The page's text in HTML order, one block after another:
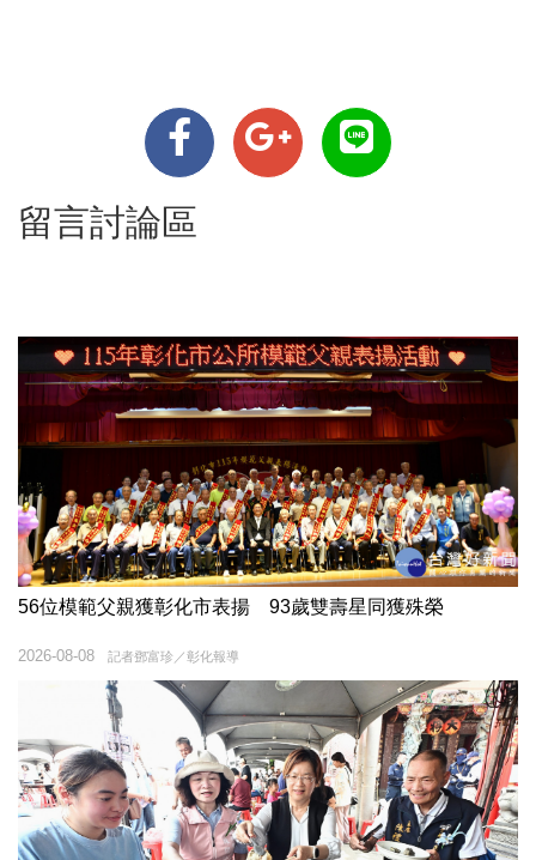
留言討論區
56位模範父親獲彰化市表揚 93歲雙壽星同獲殊榮
記者鄧富珍／彰化報導
2026-08-08